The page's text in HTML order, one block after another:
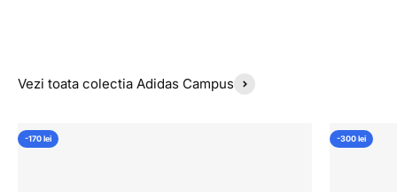
Vezi toata colectia Adidas Campus
-170 lei -300 lei